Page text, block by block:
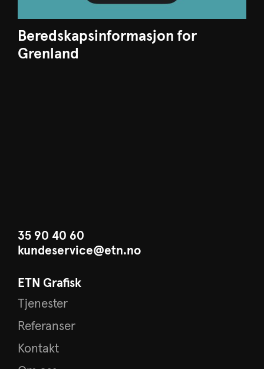
Beredskapsinformasjon for
Grenland
35 90 40 60
kundeservice@etn.no
ETN Grafisk
Tjenester
Referanser
Kontakt